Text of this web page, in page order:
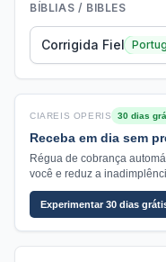
BÍBLIAS / BIBLES
Corrigida Fiel
CIAREIS OPERIS 30 dias
Receba em dia sem
Régua de cobrança
você e reduz a
Experimentar 30 dias